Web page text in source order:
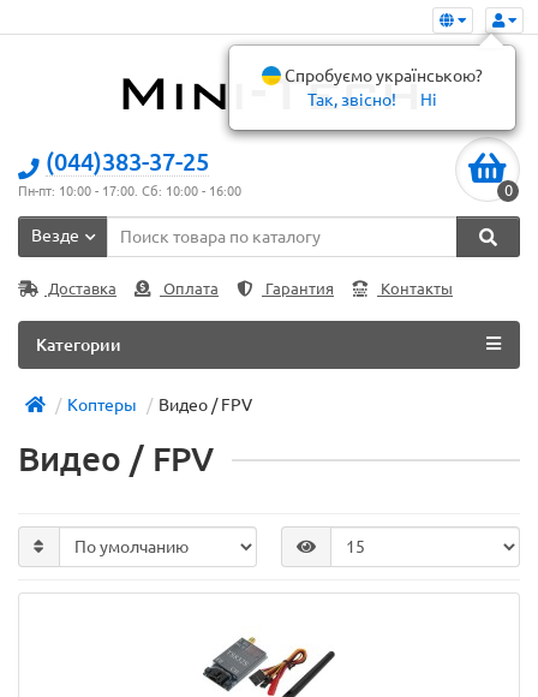
(044)383-37-25
Пн-пт: 10:00 - 17:00. Сб: 10:00 - 16:00 0
Везде
Доставка Оплата Гарантия Контакты
Категории
Коптеры Видео / FPV
Видео / FPV
Спробуємо українською?
Так, звісно!
Ні